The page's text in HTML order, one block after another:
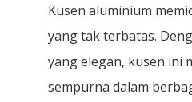
Kusen aluminium
yang tak terbatas.
yang elegan, kusen ini
sempurna dalam